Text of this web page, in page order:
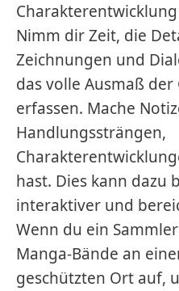
Nimm dir Zeit, die
Zeichnungen und
das volle Ausmaß der
erfassen. Mache
Handlungssträngen,
hast. Dies kann dazu
interaktiver und
Wenn du ein
Manga-Bände an
geschützten Ort auf,